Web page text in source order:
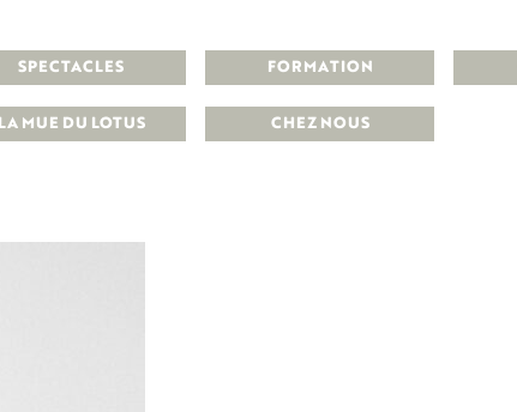
SPECTACLES
LA MUE DU LOTUS
FORMATION
CHEZ NOUS